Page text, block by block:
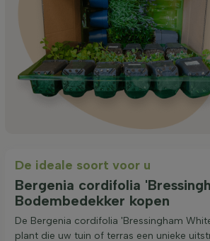
De ideale soort voor u
Bergenia cordifolia
Bodembedekker kopen
De Bergenia cordifolia 'Bressingham
plant die uw tuin of terras een unieke